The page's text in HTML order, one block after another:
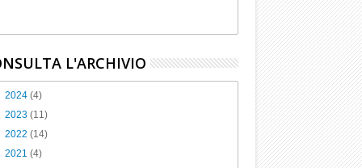
L'ARCHIVIO
2024 (4)
2023 (11)
2022 (14)
2021 (4)